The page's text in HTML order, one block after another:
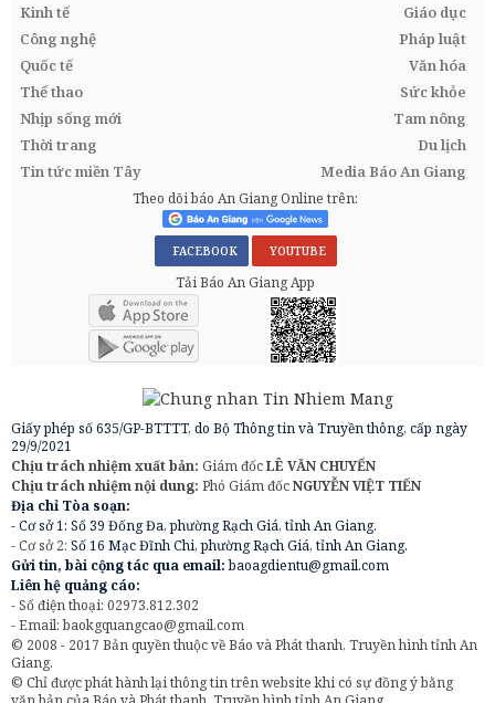
Kinh tế
Giáo dục
Công nghệ
Pháp luật
Quốc tế
Văn hóa
Thể thao
Sức khỏe
Nhịp sống mới
Tam nông
Thời trang
Du lịch
Tin tức miền Tây
Media Báo An Giang
Theo dõi báo An Giang Online trên:
FACEBOOK YOUTUBE
Tải Báo An Giang App
Giấy phép số 635/GP-BTTTT, do Bộ Thông tin và Truyền thông, cấp ngày
29/9/2021
Chịu trách nhiệm xuất bản: Giám đốcLÊ VĂN CHUYỂN
Chịu trách nhiệm nội dung: Phó Giám đốcNGUYỄN VIỆT TIẾN
Địa chỉ Tòa soạn:
- Cơ sở 1: Số 39 Đống Đa, phường Rạch Giá, tỉnh An Giang.
- Cơ sở 2: Số 16 Mạc Đĩnh Chi, phường Rạch Giá, tỉnh An Giang.
Gửi tin, bài cộng tác qua email:baoagdientu@gmail.com
Liên hệ quảng cáo:
- Số điện thoại: 02973.812.302
- Email:baokgquangcao@gmail.com
© 2008 - 2017 Bản quyền thuộc về Báo và Phát thanh, Truyền hình tỉnh An
Giang.
© Chỉ được phát hành lại thông tin trên website khi có sự đồng ý bằng